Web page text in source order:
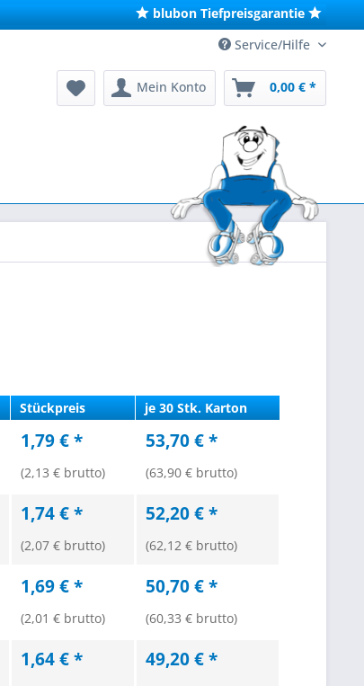
blubon Tiefpreisgarantie
Service/Hilfe
Mein Konto 0,00 € *
Stückpreis
je 30 Stk. Karton
1,79 € *
(2,13 € brutto)
53,70 € *
(63,90 € brutto)
1,74 € *
(2,07 € brutto)
52,20 € *
(62,12 € brutto)
1,69 € *
(2,01 € brutto)
50,70 € *
(60,33 € brutto)
1,64 € * 49,20 € *